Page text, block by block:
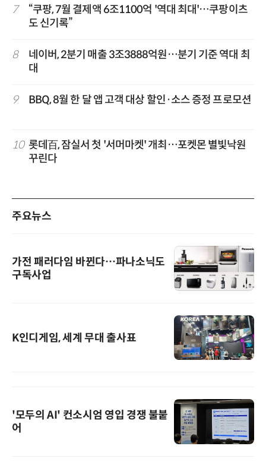
7
“쿠팡, 7월 결제액 6조1100억 '역대 최대'…쿠팡이츠
도 신기록”
8
네이버, 2분기 매출 3조3888억원…분기 기준 역대 최
대
9 BBQ, 8월 한 달 앱 고객 대상 할인·소스 증정 프로모션
10 롯데百, 잠실서 첫 '서머마켓' 개최…포켓몬 별빛낙원
꾸린다
주요뉴스
가전 패러다임 바뀐다…파나소닉도
구독사업
K인디게임, 세계 무대 출사표
'모두의 AI' 컨소시엄 영입 경쟁 불붙
어